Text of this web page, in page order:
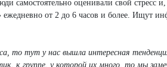
самостоятельно оценивали свой стресс и,
ежедневно от 2 до 6 часов и более. Ищут
то тут у нас вышла интересная
к группе, у которой их много, то мы